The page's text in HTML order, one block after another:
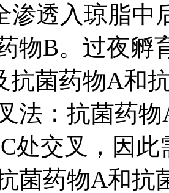
渗透入琼脂中
物B。过夜孵
抗菌药物A和
法：抗菌药物
处交叉，因
菌药物A和抗